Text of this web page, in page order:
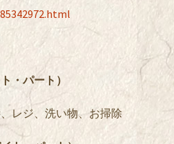
・パート）
レジ、洗い物、お掃除